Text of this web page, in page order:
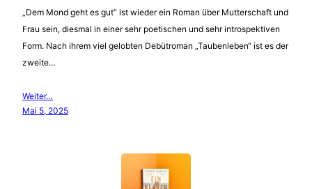
„Dem Mond geht es gut“ ist wieder ein Roman über Mutterschaft und
Frau sein, diesmal in einer sehr poetischen und sehr introspektiven
Form. Nach ihrem viel gelobten Debütroman „Taubenleben“ ist es der
zweite…
Weiter…
Mai 5, 2025